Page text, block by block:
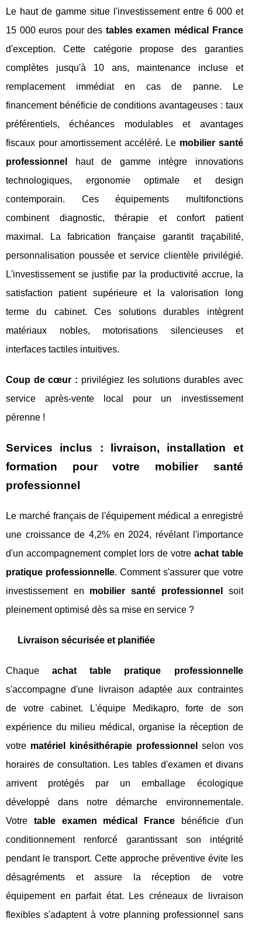
Le haut de gamme situe l'investissement entre 6 000 et
15 000 euros pour des tables examen médical France
d'exception. Cette catégorie propose des garanties
complètes jusqu'à 10 ans, maintenance incluse et
remplacement immédiat en cas de panne. Le
financement bénéficie de conditions avantageuses : taux
préférentiels, échéances modulables et avantages
fiscaux pour amortissement accéléré. Le mobilier santé
professionnel
haut de gamme intègre innovations
technologiques, ergonomie optimale et design
contemporain. Ces équipements multifonctions
combinent diagnostic, thérapie et confort patient
maximal. La fabrication française garantit traçabilité,
personnalisation poussée et service clientèle privilégié.
L'investissement se justifie par la productivité accrue, la
satisfaction patient supérieure et la valorisation long
terme du cabinet. Ces solutions durables intègrent
matériaux nobles, motorisations silencieuses et
interfaces tactiles intuitives.
Coup de cœur : privilégiez les solutions durables avec
service après-vente local pour un investissement
pérenne !
Services inclus : livraison, installation et
formation pour votre mobilier santé
professionnel
Le marché français de l'équipement médical a enregistré
une croissance de 4,2% en 2024, révélant l'importance
d'un accompagnement complet lors de votre achat table
pratique professionnelle. Comment s'assurer que votre
investissement en mobilier santé professionnel
soit
pleinement optimisé dès sa mise en service ?
Livraison sécurisée et planifiée
Chaqueachat table pratique professionnelle
s'accompagne d'une livraison adaptée aux contraintes
de votre cabinet. L'équipe Medikapro, forte de son
expérience du milieu médical, organise la réception de
votre matériel kinésithérapie professionnel
selon vos
horaires de consultation. Les tables d'examen et divans
arrivent protégés par un emballage écologique
développé dans notre démarche environnementale.
Votre table examen médical France bénéficie d'un
conditionnement renforcé garantissant son intégrité
pendant le transport. Cette approche préventive évite les
désagréments et assure la réception de votre
équipement en parfait état. Les créneaux de livraison
flexibles s'adaptent à votre planning professionnel sans